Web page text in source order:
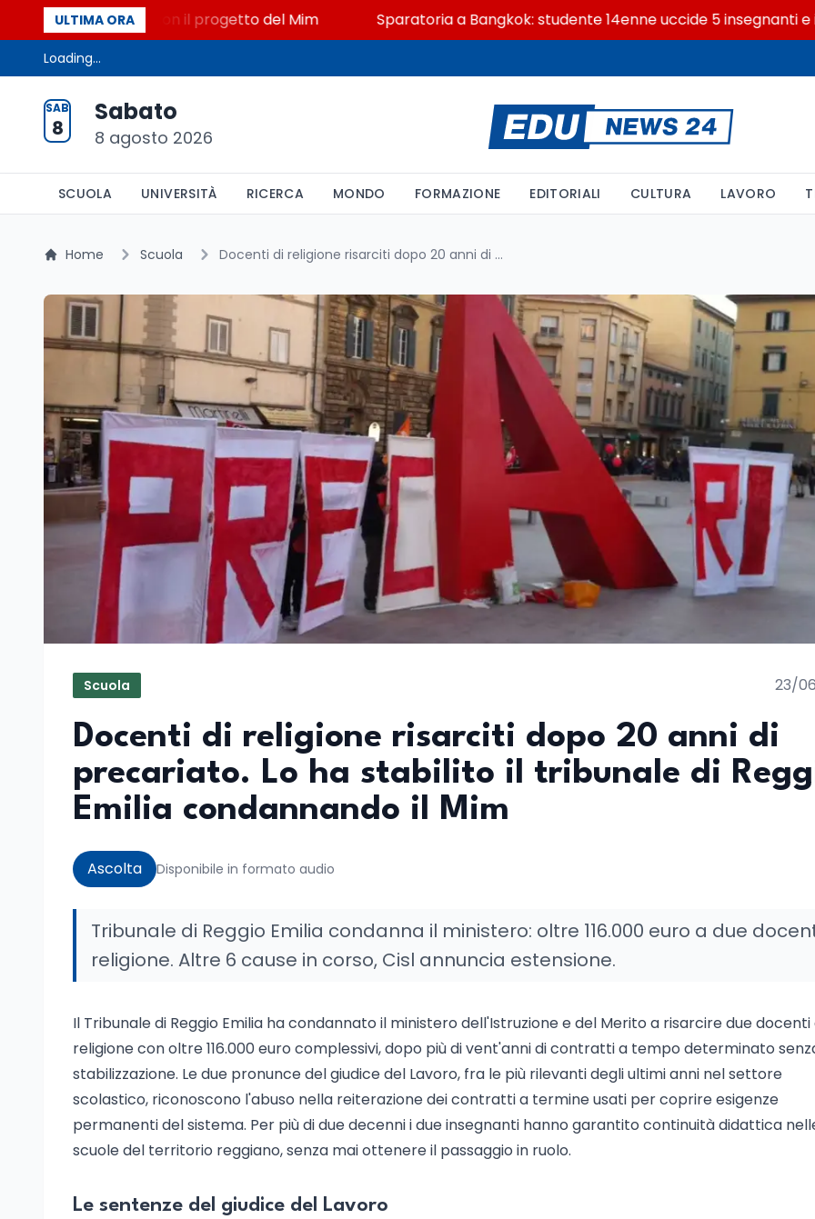
ULTIMA ORA
STEM a Lerici con il progetto del Mim Sparatoria a Bangkok: studente 14enne uccide 5 insegnanti e i nonni
Loading...
SAB
8
Sabato
8 agosto 2026
SCUOLA UNIVERSITÀ RICERCA MONDO FORMAZIONE EDITORIALI CULTURA LAVORO
Home Scuola Docenti di religione risarciti dopo 20 anni di precariato. Lo ha stabilito il tribunale di Reggio Emilia condannando il Mim
Scuola 23/
Docenti di religione risarciti dopo 20 anni di
precariato. Lo ha stabilito il tribunale di
Emilia condannando il Mim
Ascolta Disponibile in formato audio
Tribunale di Reggio Emilia condanna il ministero: oltre 116.000 euro a due
religione. Altre 6 cause in corso, Cisl annuncia estensione.
Il Tribunale di Reggio Emilia ha condannato il ministero dell'Istruzione e del Merito a risarcire due docenti
religione con oltre 116.000 euro complessivi, dopo più di vent'anni di contratti a tempo determinato
stabilizzazione. Le due pronunce del giudice del Lavoro, fra le più rilevanti degli ultimi anni nel settore
scolastico, riconoscono l'abuso nella reiterazione dei contratti a termine usati per coprire esigenze
permanenti del sistema. Per più di due decenni i due insegnanti hanno garantito continuità didattica
scuole del territorio reggiano, senza mai ottenere il passaggio in ruolo.
Le sentenze del giudice del Lavoro